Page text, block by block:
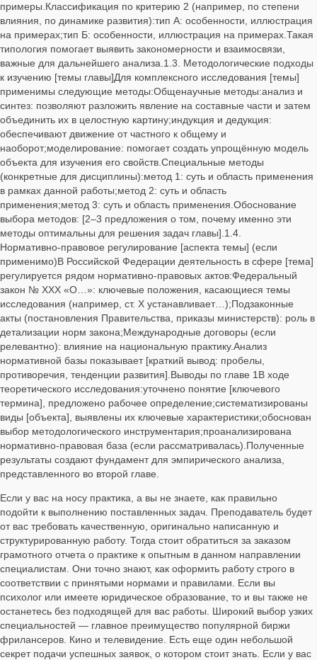
примеры.Классификация по критерию 2 (например, по степени
влияния, по динамике развития):тип А: особенности, иллюстрация
на примерах;тип Б: особенности, иллюстрация на примерах.Такая
типология помогает выявить закономерности и взаимосвязи,
важные для дальнейшего анализа.1.3. Методологические подходы
к изучению [темы главы]Для комплексного исследования [темы]
применимы следующие методы:Общенаучные методы:анализ и
синтез: позволяют разложить явление на составные части и затем
объединить их в целостную картину;индукция и дедукция:
обеспечивают движение от частного к общему и
наоборот;моделирование: помогает создать упрощённую модель
объекта для изучения его свойств.Специальные методы
(конкретные для дисциплины):метод 1: суть и область применения
в рамках данной работы;метод 2: суть и область
применения;метод 3: суть и область применения.Обоснование
выбора методов: [2–3 предложения о том, почему именно эти
методы оптимальны для решения задач главы].1.4.
Нормативно‑правовое регулирование [аспекта темы] (если
применимо)В Российской Федерации деятельность в сфере [тема]
регулируется рядом нормативно‑правовых актов:Федеральный
закон № XXX «О…»: ключевые положения, касающиеся темы
исследования (например, ст. X устанавливает…);Подзаконные
акты (постановления Правительства, приказы министерств): роль в
детализации норм закона;Международные договоры (если
релевантно): влияние на национальную практику.Анализ
нормативной базы показывает [краткий вывод: пробелы,
противоречия, тенденции развития].Выводы по главе 1В ходе
теоретического исследования:уточнено понятие [ключевого
термина], предложено рабочее определение;систематизированы
виды [объекта], выявлены их ключевые характеристики;обоснован
выбор методологического инструментария;проанализирована
нормативно‑правовая база (если рассматривалась).Полученные
результаты создают фундамент для эмпирического анализа,
представленного во второй главе.
Если у вас на носу практика, а вы не знаете, как правильно
подойти к выполнению поставленных задач. Преподаватель будет
от вас требовать качественную, оригинально написанную и
структурированную работу. Тогда стоит обратиться за заказом
грамотного отчета о практике к опытным в данном направлении
специалистам. Они точно знают, как оформить работу строго в
соответствии с принятыми нормами и правилами. Если вы
психолог или имеете юридическое образование, то и вы также не
останетесь без подходящей для вас работы. Широкий выбор узких
специальностей — главное преимущество популярной биржи
фрилансеров. Кино и телевидение. Есть еще один небольшой
секрет подачи успешных заявок, о котором стоит знать. Если у вас